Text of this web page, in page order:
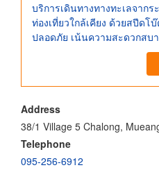
บริการเดินทางทางทะเลจากร
ท่องเที่ยวใกล้เคียง ด้วยสปีดโ
ปลอดภัย เน้นความสะดวกสบ
Address
38/1 Village 5 Chalong,
Telephone
095-256-6912